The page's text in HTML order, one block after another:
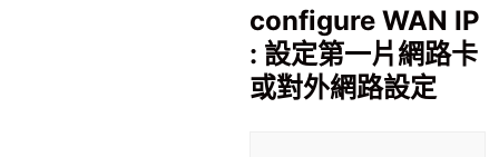
configure WAN IP
: 設定第一片網路卡
或對外網路設定